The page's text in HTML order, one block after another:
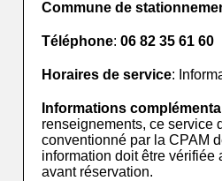
Commune de
Téléphone:06 82 35 61 60
Horaires de service:
Informations
renseignements, ce service
conventionné par la CPAM
information doit être vérifiée
avant réservation.